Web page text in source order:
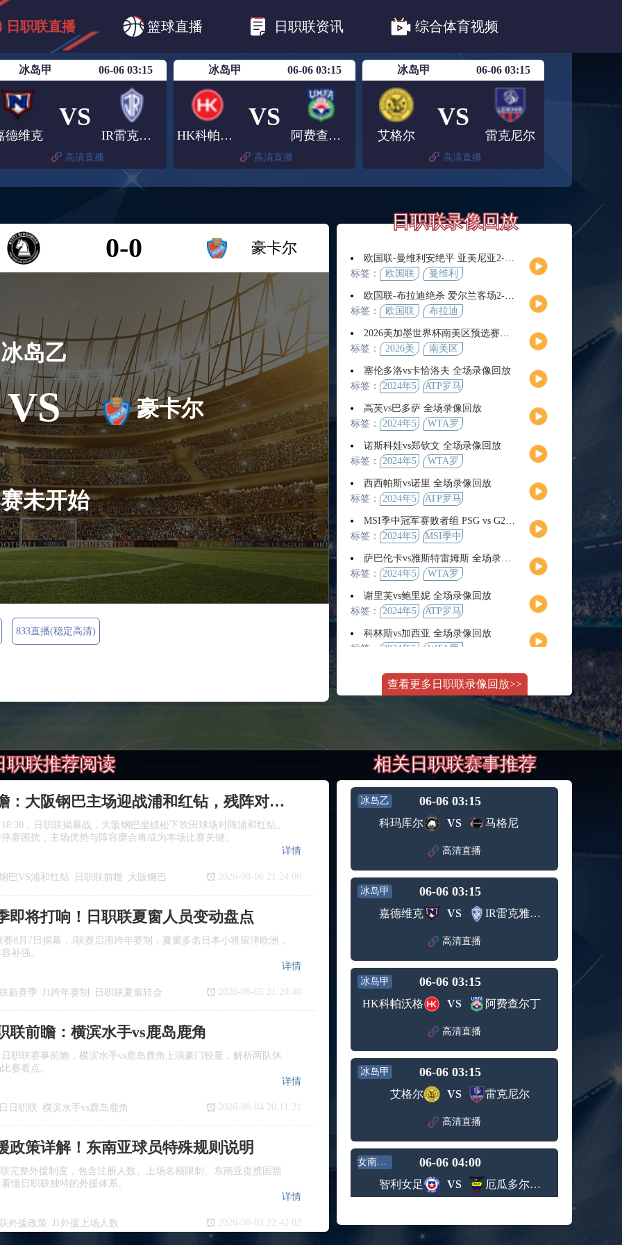
日职联直播 篮球直播 日职联资讯 综合体育视频
日职联 日职联FC东京
日职联广岛三箭
冰岛甲 06-06 03:15
德维克
VS
IR雷克雅未克
高清直播
冰岛甲 06-06 03:15
HK科帕沃格
VS
阿费查尔丁
高清直播
冰岛甲 06-06 03:15
艾格尔
VS
雷克尼尔
高清直播
0-0 豪卡尔
冰岛乙
VS
未开始
豪卡尔
833直播(稳定高清)
日职联录像回放
欧国联-曼维利安绝平 亚美尼亚2-2法罗群岛
标签：
欧国联
曼维利
欧国联-布拉迪绝杀 爱尔兰客场2-1逆转芬兰
标签：
欧国联 布拉迪
2026美加墨世界杯南美区预选赛第9轮全场集锦
标签：
2026美
界杯
南美区
塞伦多洛vs卡恰洛夫 全场录像回放
标签：
2024年5
ATP罗马
男单第3
轮
高芙vs巴多萨 全场录像回放
标签：
2024年5
WTA罗
赛女单
第4轮
诺斯科娃vs郑钦文 全场录像回放
标签：
2024年5
WTA罗
赛女单
第3轮
西西帕斯vs诺里 全场录像回放
标签：
2024年5
ATP罗马
男单第3
轮
MSI季中冠军赛败者组 PSG vs G2 全场录像回放
标签：
2024年5
MSI季中
败者组
萨巴伦卡vs雅斯特雷姆斯 全场录像回放
标签：
2024年5
WTA罗
赛女单
第3轮
谢里芙vs鲍里妮 全场录像回放
标签：
2024年5
ATP罗马
女单第2
轮
科林斯vs加西亚 全场录像回放
标签：
2024年5
WTA罗
赛女单
第3轮
斯维托丽娜vs萨巴伦卡 全场录像回放
2024年5
月14日
WTA罗
马公开
纳波利塔诺vs贾里 全场录像回放
男单第3
轮
标签： 2024年5
月11日
WTA1000
罗马大
师赛第3
轮
WTT沙特大满贯女单半决赛 陈梦vs早田希娜 全场录像回放
标签： 2024年5
月11日
WTT沙
贯女单
蒙泰罗vs凯茨曼诺维奇 全场录像回放
大师赛
轮
纳尔迪vs鲁内 全场录像回放
标签： 2024年5
月12日
ATP罗马
大师赛
男单第2
轮
萨卡里vs加里宁娜 全场录像回放
2024年5
WTA罗
马大师
赛女单
第3轮
吉隆vs卢布列夫 全场录像回放
月12日
ATP罗马
大师赛
轮
兹维列夫vs达德尔里 全场录像回放
标签： 2024年5
月13日
ATP罗马
大师赛
男单第3
轮
阿纳尔迪vs贾里 全场录像回放
ATP罗马
大师赛
男单第2
轮
标签： 2024年5
月12日
WTA罗
马大师
赛女单
第3轮
托尔莫vs奥斯塔彭科 全场录像回放
2024年5
WTA罗
赛女单
斯诺克元老斯诺克世锦赛半决赛 伊戈尔-费格雷多vs德拉戈 全场录像回放
标签：
月12日
元老斯
诺克世
锦赛半
决赛
穆纳尔vs诺里 全场录像回放
月12日
ATP罗马
大师赛
男单第2
MSI季中冠军赛胜者组 BLG vs T1 全场录像回放
月12日
冠军赛
KPL春季赛季后赛败者组决赛 重庆狼队 vs 苏州KSG 全场录像回放
查看更多日职联录像回放>>
职联推荐阅读
日职联前瞻：大阪钢巴主场迎战浦和红钻，残阵对决看点十足
，日职联揭幕战，大阪钢巴坐镇松下吹田球场对阵浦和红钻。
赛困扰，主场优势与阵容磨合将成为本场比赛关键。
巴VS浦和红钻 日职联前瞻 大阪钢巴
详情
2026-08-06 21:24:06
即将打响！日职联夏窗人员变动盘点
赛8月7日揭幕，J联赛启用跨年赛制，夏窗多名日本小将留洋欧洲，
补强。
新赛季 J1跨年赛制 日职联夏窗转会
详情
2026-08-05 21:20:40
联前瞻：横滨水手vs鹿岛鹿角
职联赛事前瞻，横滨水手vs鹿岛鹿角上演豪门较量，解析两队休
赛看点。
日职联 横滨水手vs鹿岛鹿角
日职联
详情
2026-08-04 20:11:21
政策详解！东南亚球员特殊规则说明
完整外援制度，包含注册人数、上场名额限制、东南亚提携国豁
懂日职联独特的外援体系。
外援政策 J1外援上场人数
详情
2026-08-03 22:42:02
相关日职联赛事推荐
冰岛乙 06-06 03:15
科玛库尔 VS 马格尼
高清直播
冰岛甲 06-06 03:15
嘉德维克 VS IR雷克雅未克
高清直播
冰岛甲 06-06 03:15
HK科帕沃格 VS 阿费查尔丁
高清直播
冰岛甲 06-06 03:15
艾格尔 VS 雷克尼尔
高清直播
女南美国联 06-06 04:00
智利女足 VS 厄瓜多尔女足